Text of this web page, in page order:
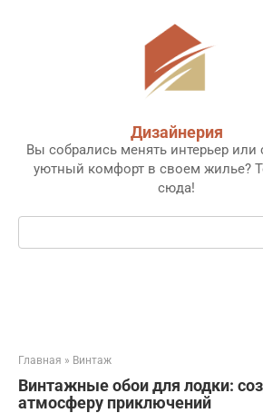
Дизайнерия
Вы собрались менять интерьер или
уютный комфорт в своем жилье?
сюда!
Поиск:
Главная » Винтаж
Винтажные обои для лодки:
атмосферу приключений